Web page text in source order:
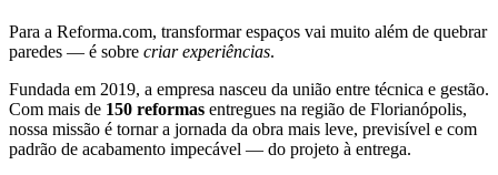
Para a Reforma.com, transformar espaços vai muito além de quebrar
paredes — é sobre criar experiências.
Fundada em 2019, a empresa nasceu da união entre técnica e gestão.
Com mais de 150 reformas entregues na região de Florianópolis,
nossa missão é tornar a jornada da obra mais leve, previsível e com
padrão de acabamento impecável — do projeto à entrega.